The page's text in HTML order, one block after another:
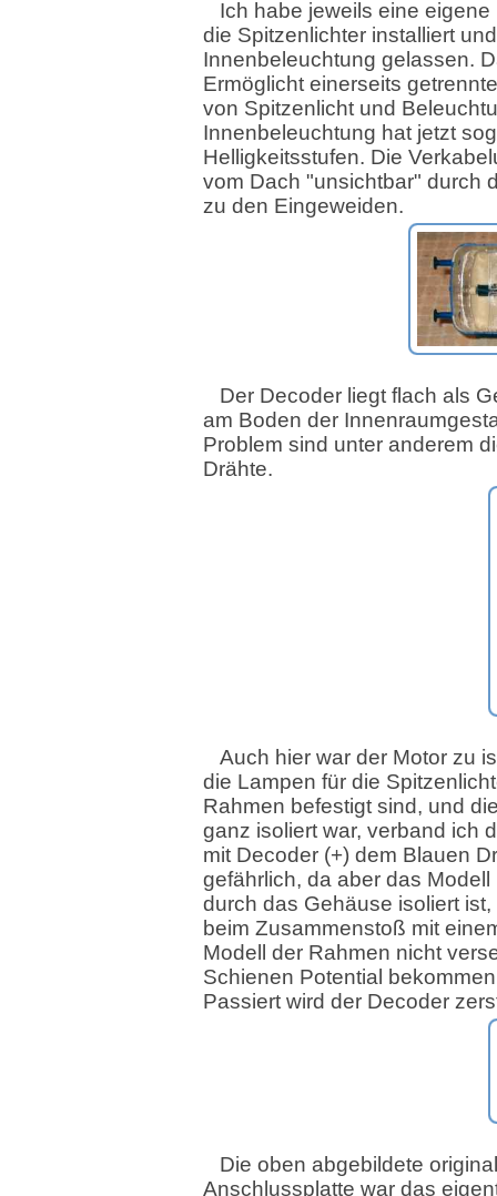
Ich habe jeweils eine eigene
die Spitzenlichter installiert
Innenbeleuchtung gelassen.
Ermöglicht einerseits
von Spitzenlicht und
Innenbeleuchtung hat jetzt
Helligkeitsstufen. Die
vom Dach "unsichtbar" durch
zu den Eingeweiden.
Der Decoder liegt flach als
am Boden der
Problem sind unter anderem
Drähte.
Auch hier war der Motor zu
die Lampen für die
Rahmen befestigt sind, und
ganz isoliert war, verband ich
mit Decoder (+) dem Blauen
gefährlich, da aber das Modell
durch das Gehäuse isoliert
beim Zusammenstoß mit
Modell der Rahmen nicht
Schienen Potential
Passiert wird der Decoder
Die oben abgebildete original
Anschlussplatte war das